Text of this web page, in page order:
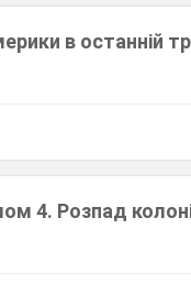
в останній
4. Розпад